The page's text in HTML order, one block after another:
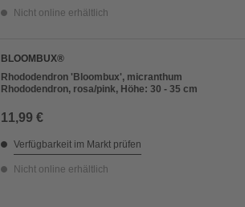
Nicht online erhältlich
BLOOMBUX®
Rhododendron 'Bloombux', micranthum
Rhododendron, rosa/pink, Höhe: 30 - 35 cm
11,99 €
Verfügbarkeit im Markt prüfen
Nicht online erhältlich